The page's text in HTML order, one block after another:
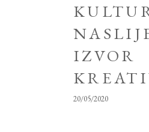
IZVOR
20/05/2020